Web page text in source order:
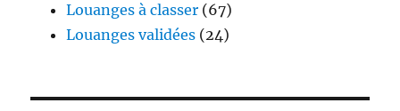
Louanges à classer (67)
Louanges validées (24)